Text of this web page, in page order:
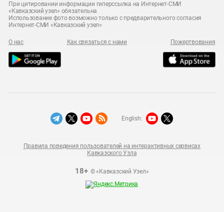
При цитировании информации гиперссылка на Интернет-СМИ
«Кавказский узел» обязательна
Использование фото возможно только с предварительного согласия
Интернет-СМИ «Кавказский узел»
О нас Как связаться с нами Пожертвования
18+© «Кавказский Узел»
Правила поведения пользователей на интерактивных сервисах
Кавказского Узла
English: